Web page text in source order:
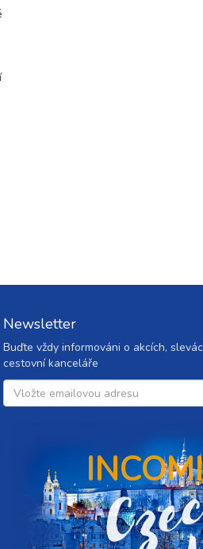
Newsletter
Buďte vždy informováni o akcích,
cestovní kanceláře